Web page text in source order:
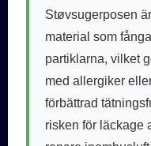
Støvsugerposen
material som
partiklarna, vilket
med allergiker
förbättrad
risken för läckage